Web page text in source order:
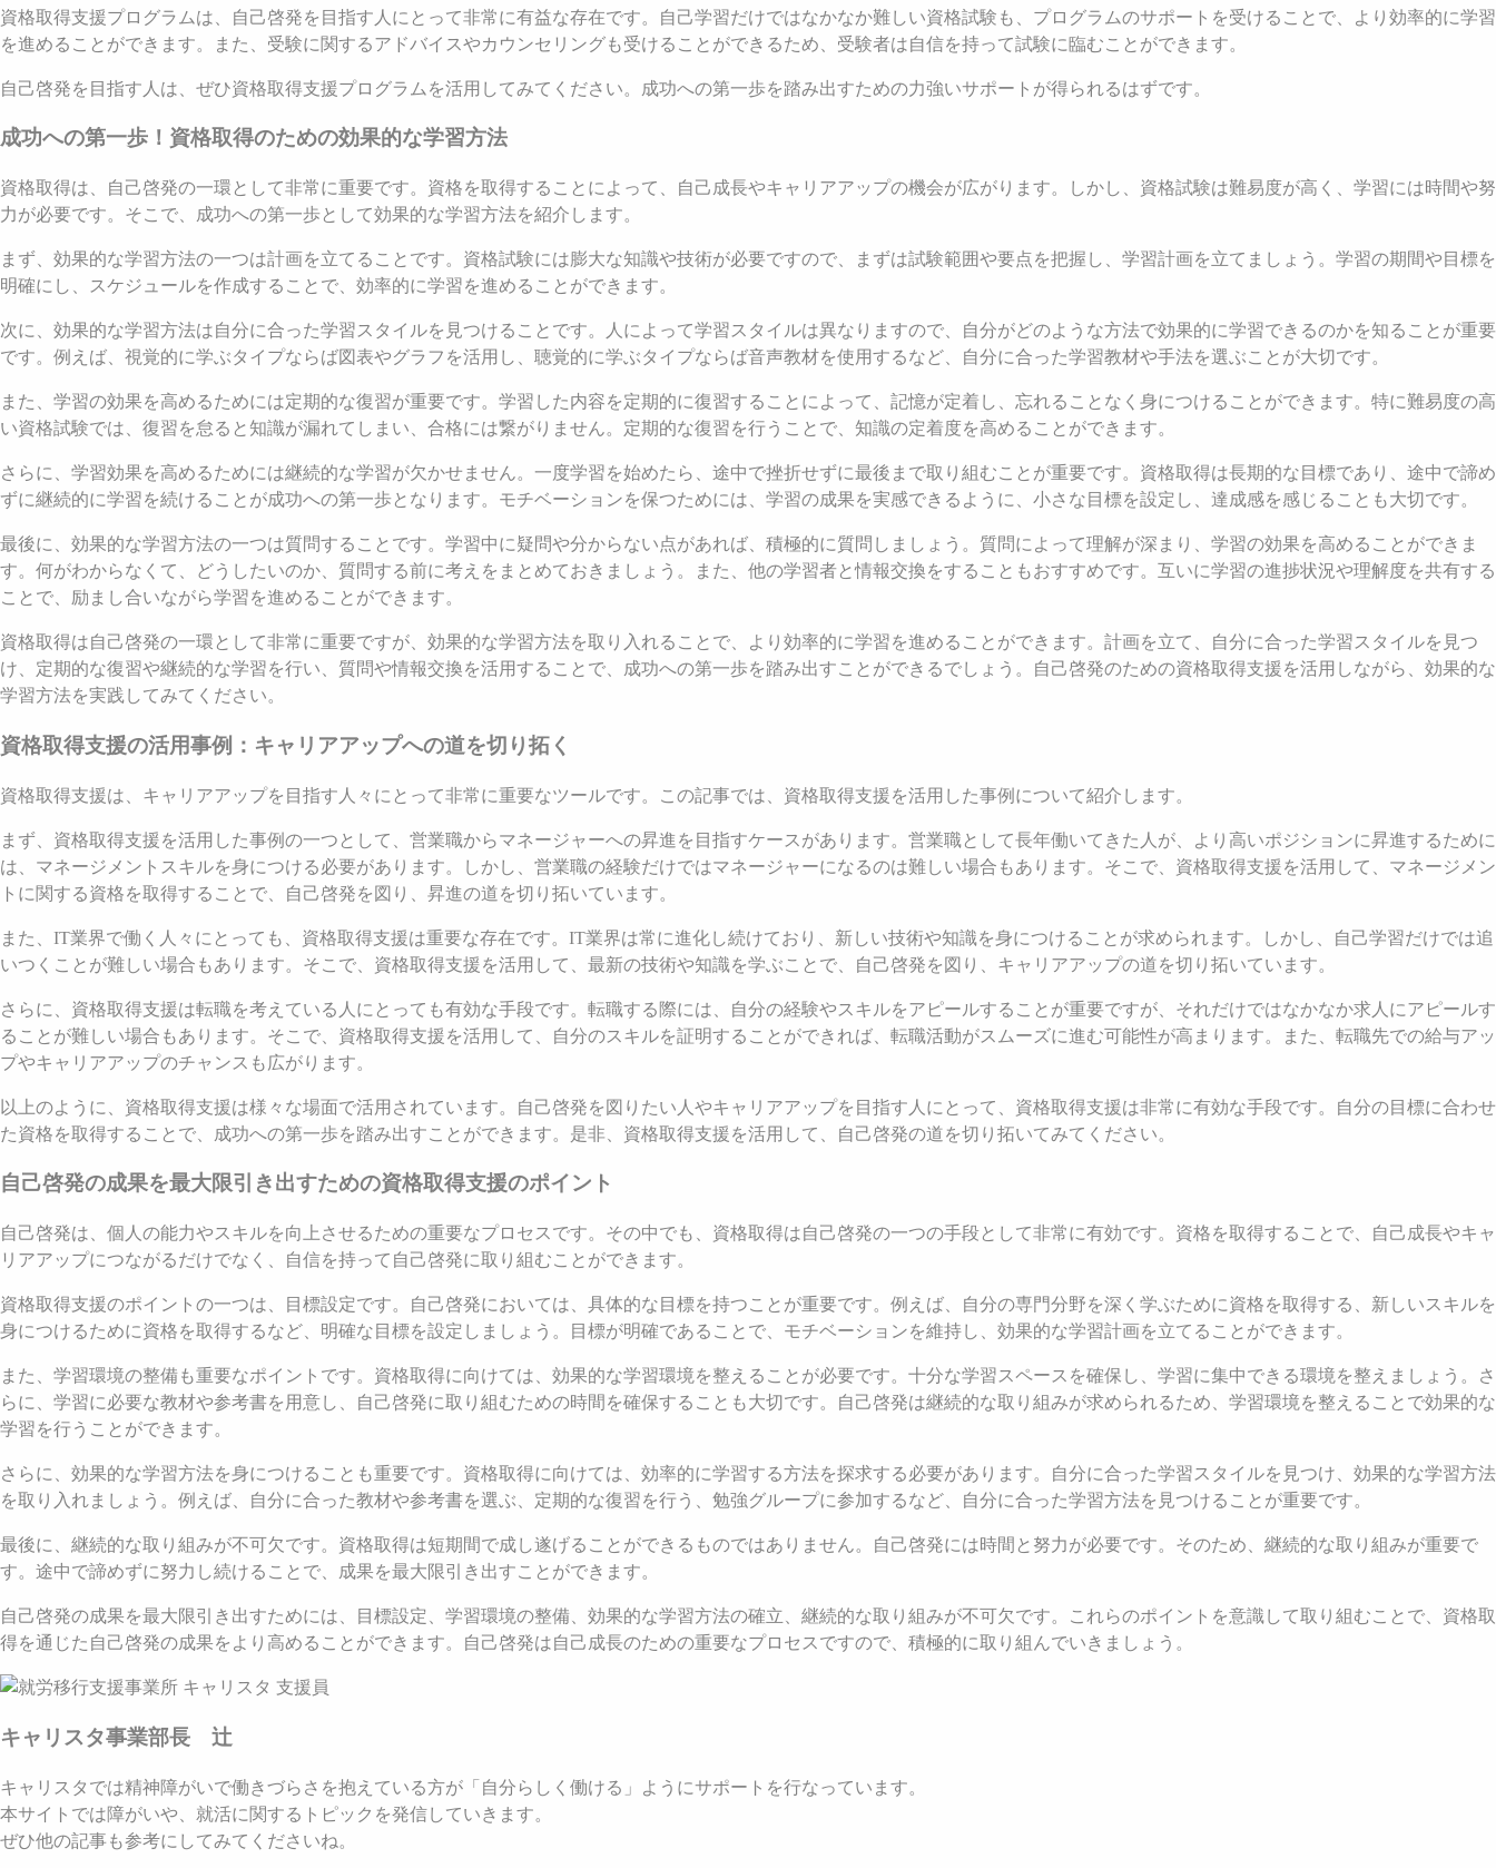
資格取得支援プログラムは、自己啓発を目指す人にとって非常に有益な存在です。自己学習だけではなかなか難しい資格試験も、プログラムのサポートを受けることで、より効率的に学習
を進めることができます。また、受験に関するアドバイスやカウンセリングも受けることができるため、受験者は自信を持って試験に臨むことができます。
自己啓発を目指す人は、ぜひ資格取得支援プログラムを活用してみてください。成功への第一歩を踏み出すための力強いサポートが得られるはずです。
成功への第一歩！資格取得のための効果的な学習方法
資格取得は、自己啓発の一環として非常に重要です。資格を取得することによって、自己成長やキャリアアップの機会が広がります。しかし、資格試験は難易度が高く、学習には時間や努
力が必要です。そこで、成功への第一歩として効果的な学習方法を紹介します。
まず、効果的な学習方法の一つは計画を立てることです。資格試験には膨大な知識や技術が必要ですので、まずは試験範囲や要点を把握し、学習計画を立てましょう。学習の期間や目標を
明確にし、スケジュールを作成することで、効率的に学習を進めることができます。
次に、効果的な学習方法は自分に合った学習スタイルを見つけることです。人によって学習スタイルは異なりますので、自分がどのような方法で効果的に学習できるのかを知ることが重要
です。例えば、視覚的に学ぶタイプならば図表やグラフを活用し、聴覚的に学ぶタイプならば音声教材を使用するなど、自分に合った学習教材や手法を選ぶことが大切です。
また、学習の効果を高めるためには定期的な復習が重要です。学習した内容を定期的に復習することによって、記憶が定着し、忘れることなく身につけることができます。特に難易度の高
い資格試験では、復習を怠ると知識が漏れてしまい、合格には繋がりません。定期的な復習を行うことで、知識の定着度を高めることができます。
さらに、学習効果を高めるためには継続的な学習が欠かせません。一度学習を始めたら、途中で挫折せずに最後まで取り組むことが重要です。資格取得は長期的な目標であり、途中で諦め
ずに継続的に学習を続けることが成功への第一歩となります。モチベーションを保つためには、学習の成果を実感できるように、小さな目標を設定し、達成感を感じることも大切です。
最後に、効果的な学習方法の一つは質問することです。学習中に疑問や分からない点があれば、積極的に質問しましょう。質問によって理解が深まり、学習の効果を高めることができま
す。何がわからなくて、どうしたいのか、質問する前に考えをまとめておきましょう。また、他の学習者と情報交換をすることもおすすめです。互いに学習の進捗状況や理解度を共有する
ことで、励まし合いながら学習を進めることができます。
資格取得は自己啓発の一環として非常に重要ですが、効果的な学習方法を取り入れることで、より効率的に学習を進めることができます。計画を立て、自分に合った学習スタイルを見つ
け、定期的な復習や継続的な学習を行い、質問や情報交換を活用することで、成功への第一歩を踏み出すことができるでしょう。自己啓発のための資格取得支援を活用しながら、効果的な
学習方法を実践してみてください。
資格取得支援の活用事例：キャリアアップへの道を切り拓く
資格取得支援は、キャリアアップを目指す人々にとって非常に重要なツールです。この記事では、資格取得支援を活用した事例について紹介します。
まず、資格取得支援を活用した事例の一つとして、営業職からマネージャーへの昇進を目指すケースがあります。営業職として長年働いてきた人が、より高いポジションに昇進するために
は、マネージメントスキルを身につける必要があります。しかし、営業職の経験だけではマネージャーになるのは難しい場合もあります。そこで、資格取得支援を活用して、マネージメン
トに関する資格を取得することで、自己啓発を図り、昇進の道を切り拓いています。
また、IT業界で働く人々にとっても、資格取得支援は重要な存在です。IT業界は常に進化し続けており、新しい技術や知識を身につけることが求められます。しかし、自己学習だけでは追
いつくことが難しい場合もあります。そこで、資格取得支援を活用して、最新の技術や知識を学ぶことで、自己啓発を図り、キャリアアップの道を切り拓いています。
さらに、資格取得支援は転職を考えている人にとっても有効な手段です。転職する際には、自分の経験やスキルをアピールすることが重要ですが、それだけではなかなか求人にアピールす
ることが難しい場合もあります。そこで、資格取得支援を活用して、自分のスキルを証明することができれば、転職活動がスムーズに進む可能性が高まります。また、転職先での給与アッ
プやキャリアアップのチャンスも広がります。
以上のように、資格取得支援は様々な場面で活用されています。自己啓発を図りたい人やキャリアアップを目指す人にとって、資格取得支援は非常に有効な手段です。自分の目標に合わせ
た資格を取得することで、成功への第一歩を踏み出すことができます。是非、資格取得支援を活用して、自己啓発の道を切り拓いてみてください。
自己啓発の成果を最大限引き出すための資格取得支援のポイント
自己啓発は、個人の能力やスキルを向上させるための重要なプロセスです。その中でも、資格取得は自己啓発の一つの手段として非常に有効です。資格を取得することで、自己成長やキャ
リアアップにつながるだけでなく、自信を持って自己啓発に取り組むことができます。
資格取得支援のポイントの一つは、目標設定です。自己啓発においては、具体的な目標を持つことが重要です。例えば、自分の専門分野を深く学ぶために資格を取得する、新しいスキルを
身につけるために資格を取得するなど、明確な目標を設定しましょう。目標が明確であることで、モチベーションを維持し、効果的な学習計画を立てることができます。
また、学習環境の整備も重要なポイントです。資格取得に向けては、効果的な学習環境を整えることが必要です。十分な学習スペースを確保し、学習に集中できる環境を整えましょう。さ
らに、学習に必要な教材や参考書を用意し、自己啓発に取り組むための時間を確保することも大切です。自己啓発は継続的な取り組みが求められるため、学習環境を整えることで効果的な
学習を行うことができます。
さらに、効果的な学習方法を身につけることも重要です。資格取得に向けては、効率的に学習する方法を探求する必要があります。自分に合った学習スタイルを見つけ、効果的な学習方法
を取り入れましょう。例えば、自分に合った教材や参考書を選ぶ、定期的な復習を行う、勉強グループに参加するなど、自分に合った学習方法を見つけることが重要です。
最後に、継続的な取り組みが不可欠です。資格取得は短期間で成し遂げることができるものではありません。自己啓発には時間と努力が必要です。そのため、継続的な取り組みが重要で
す。途中で諦めずに努力し続けることで、成果を最大限引き出すことができます。
自己啓発の成果を最大限引き出すためには、目標設定、学習環境の整備、効果的な学習方法の確立、継続的な取り組みが不可欠です。これらのポイントを意識して取り組むことで、資格取
得を通じた自己啓発の成果をより高めることができます。自己啓発は自己成長のための重要なプロセスですので、積極的に取り組んでいきましょう。
キャリスタ事業部長 辻
キャリスタでは精神障がいで働きづらさを抱えている方が「自分らしく働ける」ようにサポートを行なっています。
本サイトでは障がいや、就活に関するトピックを発信していきます。
ぜひ他の記事も参考にしてみてくださいね。